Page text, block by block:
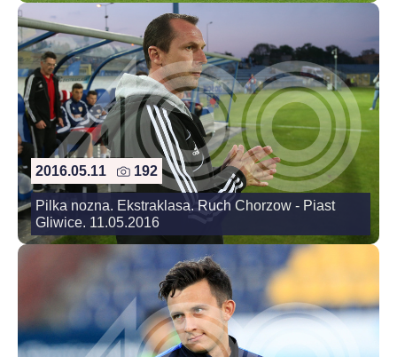
2016.05.11 192
Pilka nozna. Ekstraklasa. Ruch Chorzow - Piast
Gliwice. 11.05.2016